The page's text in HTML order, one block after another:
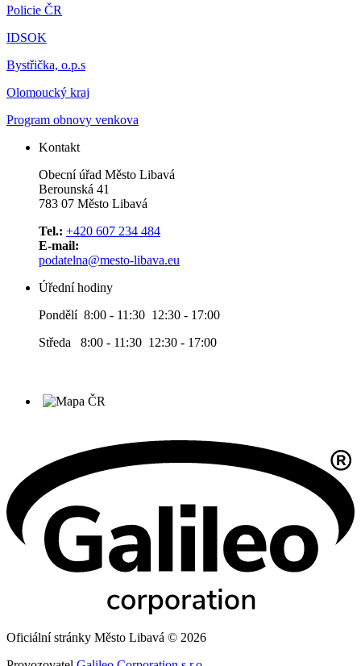
Policie ČR
IDSOK
Bystřička, o.p.s
Olomoucký kraj
Program obnovy venkova
Kontakt
Obecní úřad Město Libavá
Berounská 41
783 07 Město Libavá
Tel.: +420 607 234 484
E-mail:
podatelna@mesto-libava.eu
Úřední hodiny
Pondělí 8:00 - 11:30 12:30 - 17:00
Středa 8:00 - 11:30 12:30 - 17:00
Oficiální stránky Město Libavá © 2026